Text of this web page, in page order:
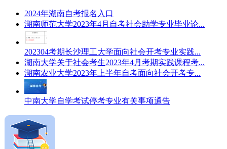
2024年湖南自考报名入口
湖南师范大学2023年4月自考社会助学专业毕业论...
202304考期长沙理工大学面向社会开考专业实践...
湖南大学关于社会考生2023年4月考期实践课程考...
湖南农业大学2023年上半年自考面向社会开考专...
中南大学自学考试停考专业有关事项通告